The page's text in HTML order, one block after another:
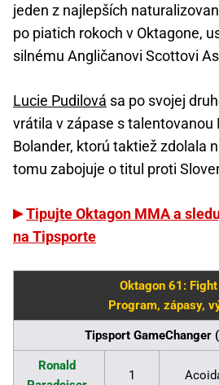
jeden z najlepších
po piatich rokoch v Oktagone,
silnému Angličanovi Scottovi
Lucie Pudilová sa po svojej
vrátila v zápase s talentovanou
Bolander, ktorú taktiež zdolala
tomu zabojuje o titul proti
Tipujte Oktagon MMA a
na Tipsporte
Oktagon 61:
Program, zápasy,
Tipsport GameChanger
Ronald
1